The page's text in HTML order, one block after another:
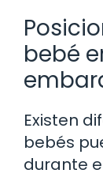
bebé
Existen
bebés
durante